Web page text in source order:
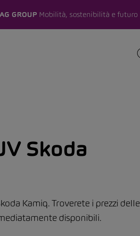
GROUP Mobilità, sostenibilità e futuro
Skoda
Kamiq. Troverete i prezzi delle
disponibili.